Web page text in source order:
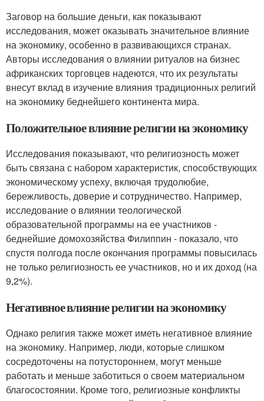
Заговор на большие деньги, как показывают
исследования, может оказывать значительное влияние
на экономику, особенно в развивающихся странах.
Авторы исследования о влиянии ритуалов на бизнес
африканских торговцев надеются, что их результаты
внесут вклад в изучение влияния традиционных религий
на экономику беднейшего континента мира.
Положительное влияние религии на экономику
Исследования показывают, что религиозность может
быть связана с набором характеристик, способствующих
экономическому успеху, включая трудолюбие,
бережливость, доверие и сотрудничество. Например,
исследование о влиянии теологической
образовательной программы на ее участников -
беднейшие домохозяйства Филиппин - показало, что
спустя полгода после окончания программы повысилась
не только религиозность ее участников, но и их доход (на
9,2%).
Негативное влияние религии на экономику
Однако религия также может иметь негативное влияние
на экономику. Например, люди, которые слишком
сосредоточены на потустороннем, могут меньше
работать и меньше заботиться о своем материальном
благосостоянии. Кроме того, религиозные конфликты